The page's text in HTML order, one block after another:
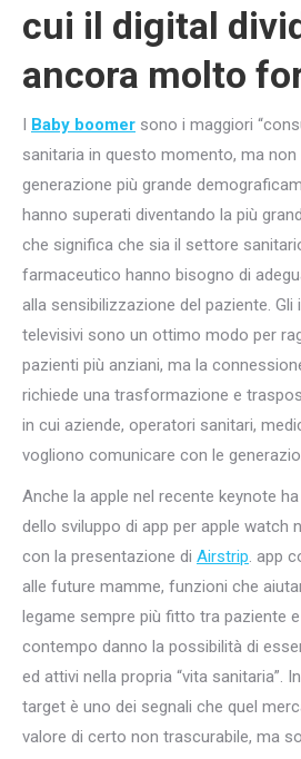
cui il digital
ancora molto
I Baby boomer sono i maggiori
sanitaria in questo momento, ma
generazione più grande
hanno superati diventando la più
che significa che sia il settore
farmaceutico hanno bisogno di
alla sensibilizzazione del paziente.
televisivi sono un ottimo modo per
pazienti più anziani, ma la
richiede una trasformazione e
in cui aziende, operatori sanitari,
vogliono comunicare con le
Anche la apple nel recente keynote
dello sviluppo di app per apple watch
con la presentazione di Airstrip. app
alle future mamme, funzioni che
legame sempre più fitto tra paziente
contempo danno la possibilità di
ed attivi nella propria “vita sanitaria”.
target è uno dei segnali che quel
valore di certo non trascurabile, ma